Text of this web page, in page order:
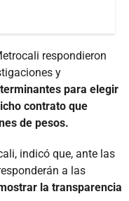
respondieron
y
para elegir
contrato que
de pesos.
indicó que, ante las
a las
la transparencia